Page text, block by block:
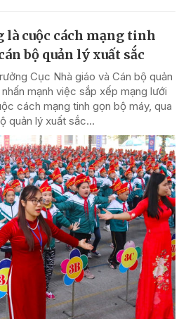
là cuộc cách mạng tinh
bộ quản lý xuất sắc
Cục Nhà giáo và Cán bộ quản
mạnh việc sắp xếp mạng lưới
cách mạng tinh gọn bộ máy, qua
quản lý xuất sắc...